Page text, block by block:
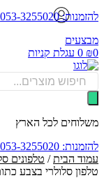
053-3255020
0 עגלת קניות
לכל הארץ
053-3255020
הבית/טלפונים
סלולרי בצבע כתום -